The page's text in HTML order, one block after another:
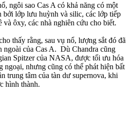
ngôi sao Cas A có khả năng có một
bởi lớp lưu huỳnh và silic, các lớp tiếp
và ôxy, các nhà nghiên cứu cho biết.
thấy rằng, sau vụ nổ, lượng sắt đó đã
ngoài của Cas A. Dù Chandra cũng
Spitzer của NASA, được tối ưu hóa
ngoại, nhưng cũng có thể phát hiện bất
trung tâm của tàn dư supernova, khi
hình thành.